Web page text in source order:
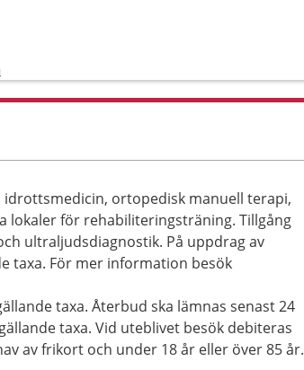
idrottsmedicin, ortopedisk manuell terapi,
lokaler för rehabiliteringsträning. Tillgång
ultraljudsdiagnostik. På uppdrag av
taxa. För mer information besök
taxa. Återbud ska lämnas senast 24
taxa. Vid uteblivet besök debiteras
av frikort och under 18 år eller över 85 år.